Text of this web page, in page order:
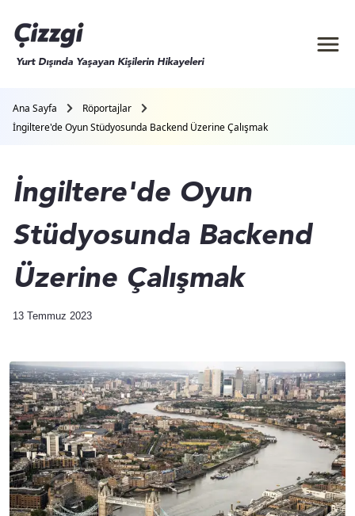
Yurt Dışında Yaşayan Kişilerin Hikayeleri
Ana Sayfa
Röportajlar
İngiltere'de Oyun Stüdyosunda Backend Üzerine Çalışmak
İngiltere'de Oyun
Stüdyosunda Backend
Üzerine Çalışmak
13 Temmuz 2023